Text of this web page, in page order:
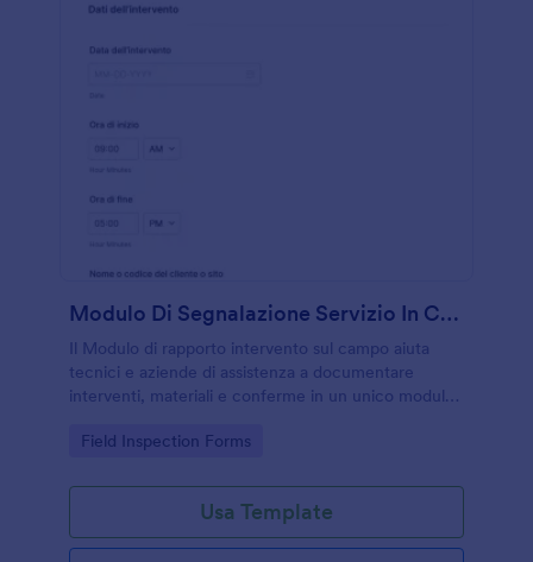
Modulo Di Segnalazione Servizio In Campo
Il Modulo di rapporto intervento sul campo aiuta
tecnici e aziende di assistenza a documentare
interventi, materiali e conferme in un unico modulo
ogni risposta su Jotform.
Go to Category:
Field Inspection Forms
Usa Template